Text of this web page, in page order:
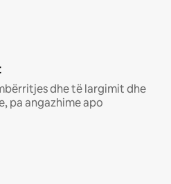
dhe të largimit dhe
pa angazhime apo